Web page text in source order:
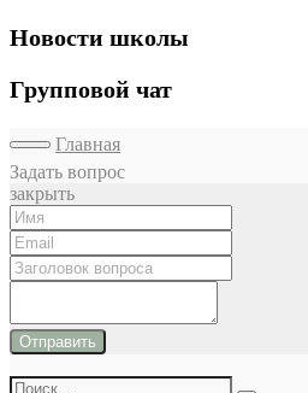
Новости школы
Групповой чат
Главная
Задать вопрос
закрыть
Отправить